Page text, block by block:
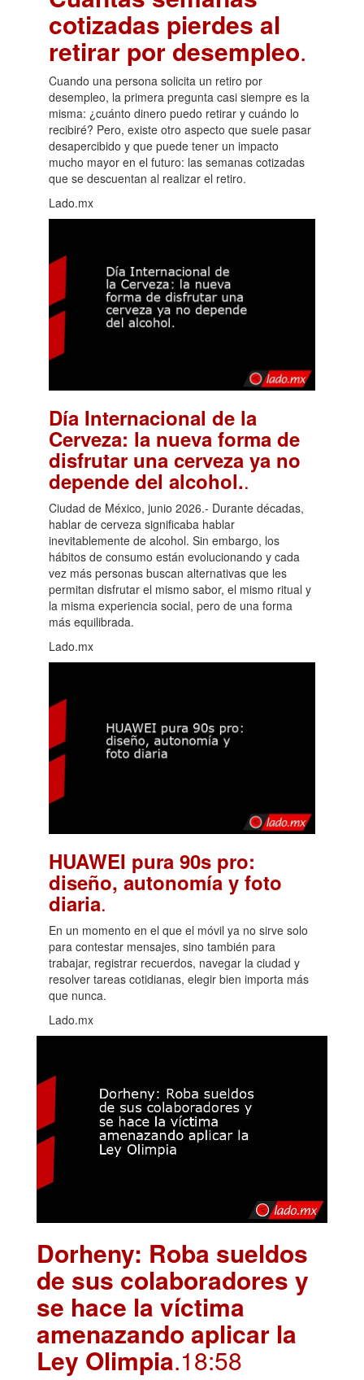
cotizadas pierdes al
retirar por desempleo.
Cuando una persona solicita un retiro por
desempleo, la primera pregunta casi siempre es la
misma: ¿cuánto dinero puedo retirar y cuándo lo
recibiré? Pero, existe otro aspecto que suele pasar
desapercibido y que puede tener un impacto
mucho mayor en el futuro: las semanas cotizadas
que se descuentan al realizar el retiro.
Lado.mx
Día Internacional de la
Cerveza: la nueva forma de
disfrutar una cerveza ya no
depende del alcohol..
Ciudad de México, junio 2026.- Durante décadas,
hablar de cerveza significaba hablar
inevitablemente de alcohol. Sin embargo, los
hábitos de consumo están evolucionando y cada
vez más personas buscan alternativas que les
permitan disfrutar el mismo sabor, el mismo ritual y
la misma experiencia social, pero de una forma
más equilibrada.
Lado.mx
HUAWEI pura 90s pro:
diseño, autonomía y foto
diaria.
En un momento en el que el móvil ya no sirve solo
para contestar mensajes, sino también para
trabajar, registrar recuerdos, navegar la ciudad y
resolver tareas cotidianas, elegir bien importa más
que nunca.
Lado.mx
Dorheny: Roba sueldos
de sus colaboradores y
se hace la víctima
amenazando aplicar la
Ley Olimpia.18:58